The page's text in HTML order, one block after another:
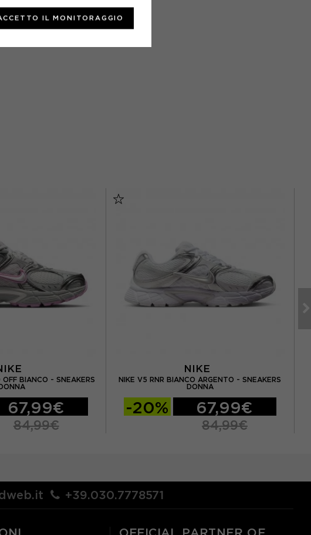
OFF BIANCO - SNEAKERS
67,99€
84,99€
NIKE
NIKE V5 RNR BIANCO ARGENTO - SNEAKERS
DONNA
-20% 67,99€
84,99€
+39.030.7778571
IL MONITORAGGIO